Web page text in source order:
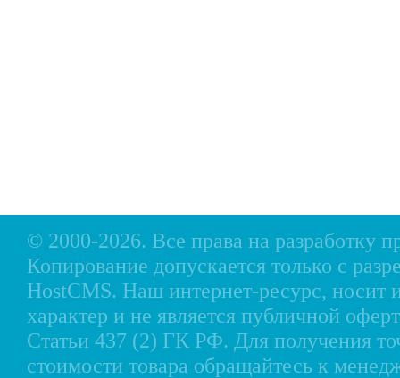
© 2000-2026. Все права на разработку
Копирование допускается только с
HostCMS. Наш интернет-ресурс,
характер и не является публичной
Статьи 437 (2) ГК РФ. Для получения
стоимости товара обращайтесь к